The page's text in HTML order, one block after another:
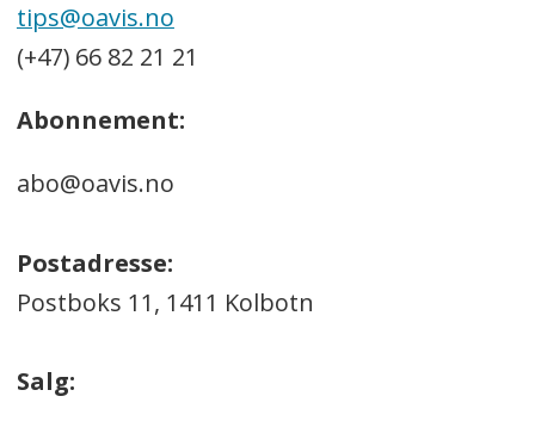
tips@oavis.no
(+47) 66 82 21 21
Abonnement:
abo@oavis.no
Postadresse:
Postboks 11, 1411 Kolbotn
Salg: